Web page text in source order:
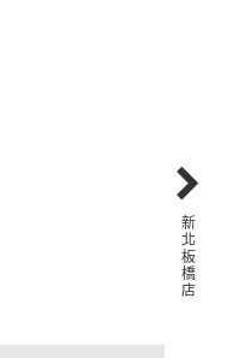
新
北
板
橋
店